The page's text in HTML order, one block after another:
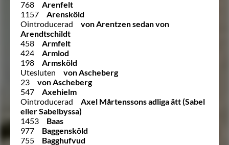
768
Arenfelt
1157
Arensköld
Ointroducerad
von Arentzen sedan von
Arendtschildt
458
Armfelt
424
Armlod
198
Armsköld
Utesluten
von Ascheberg
23
von Ascheberg
547
Axehielm
Ointroducerad
Axel Mårtenssons adliga ätt (Sabel
eller Sabelbyssa)
1453
Baas
977
Baggensköld
755
Bagghufvud